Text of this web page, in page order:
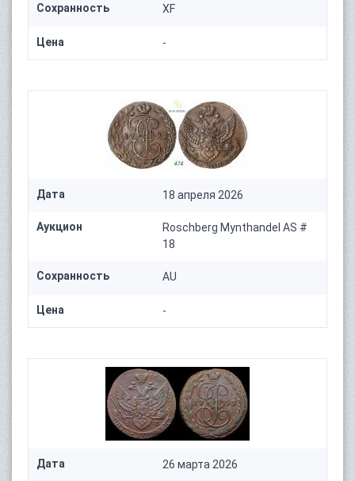
Сохранность XF
Цена -
Дата 18 апреля 2026
Аукцион
Roschberg Mynthandel AS #
18
Сохранность AU
Цена -
Дата 26 марта 2026